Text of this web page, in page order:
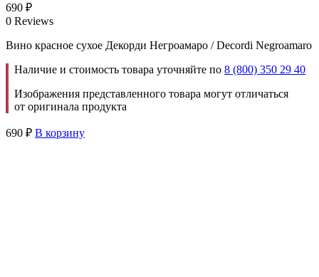
690 ₽
0 Reviews
Вино красное сухое Декорди Негроамаро / Decordi Negroamaro
Наличие и стоимость товара уточняйте по 8 (800) 350 29 40
Изображения представленного товара могут отличаться
от оригинала продукта
690 ₽ В корзину